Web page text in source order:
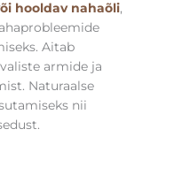
hooldav nahaõli,
Aitab
armide ja
Naturaalse
nii